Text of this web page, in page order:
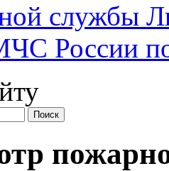
службы
России